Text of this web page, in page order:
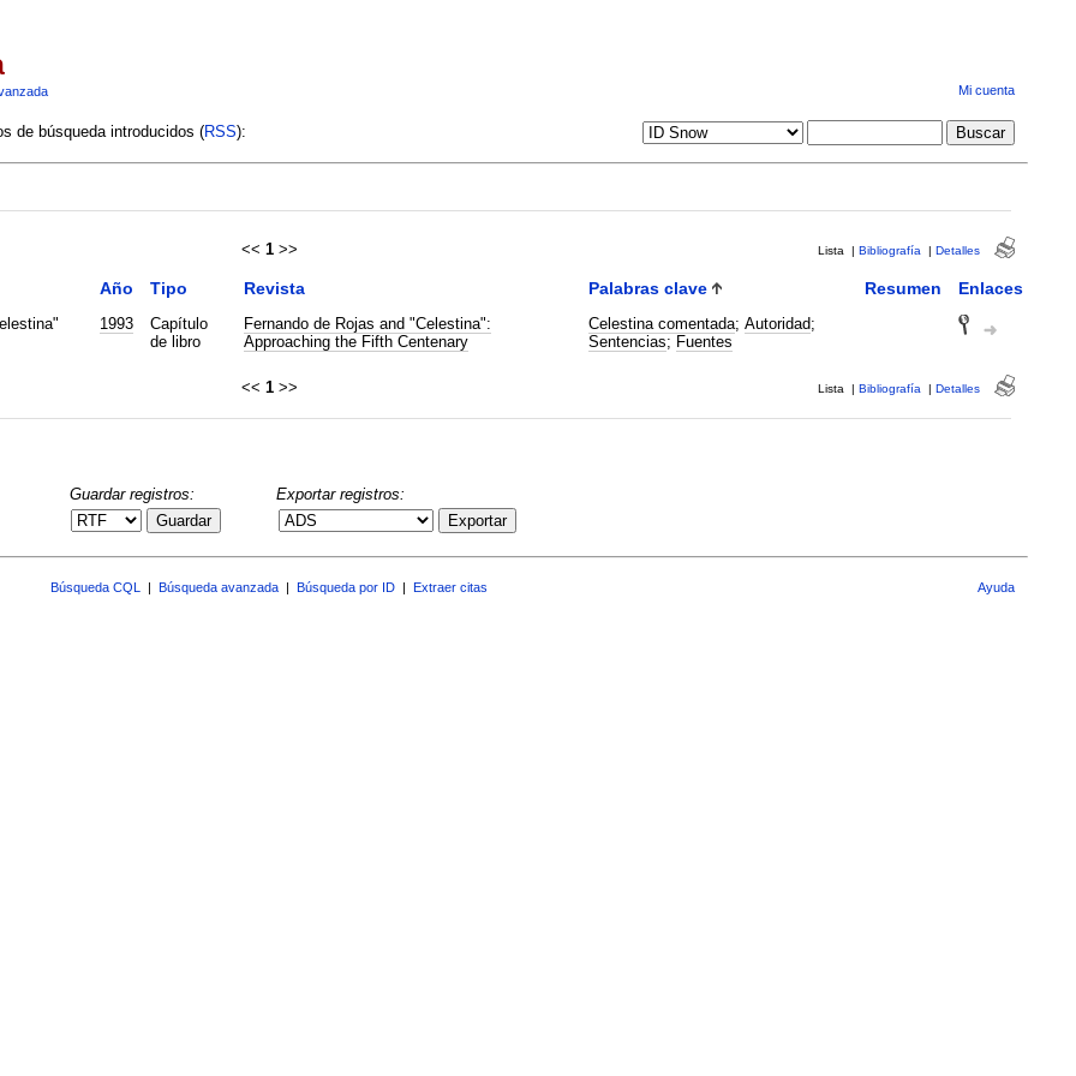
Mi cuenta
de búsqueda introducidos (RSS):
<< 1 >> Lista | Bibliografía | Detalles
Año Tipo Revista Palabras clave Resumen Enlaces
1993
Capítulo
de libro
Fernando de Rojas and "Celestina":
Approaching the Fifth Centenary
Celestina comentada; Autoridad;
Sentencias; Fuentes
<< 1 >> Lista | Bibliografía | Detalles
Guardar registros:
Guardar
Exportar registros:
Exportar
Búsqueda CQL Búsqueda avanzada Búsqueda por ID Extraer citas Ayuda